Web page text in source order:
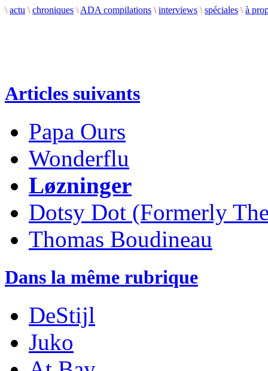
\ actu \ chroniques \ ADA compilations \ interviews \ spéciales \ à
Articles suivants
Papa Ours
Wonderflu
Løzninger
Dotsy Dot (Formerly
Thomas Boudineau
Dans la même rubrique
DeStijl
Juko